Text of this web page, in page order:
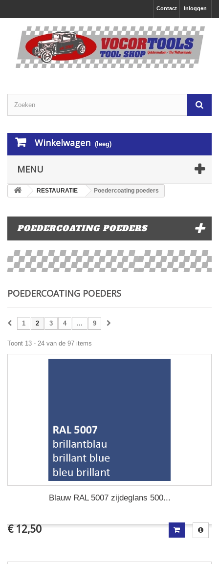
Inloggen
Contact
Winkelwagen (leeg)
MENU
RESTAURATIE Poedercoating poeders
POEDERCOATING POEDERS
POEDERCOATING POEDERS
1 2 3 4 ... 9
Toont 13 - 24 van de 97 items
Blauw RAL 5007 zijdeglans 500...
€ 12,50